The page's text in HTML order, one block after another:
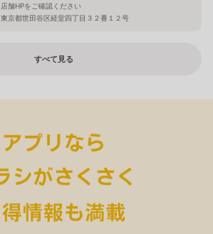
店舗HPをご確認ください
東京都世田谷区経堂四丁目３２番１２号
すべて見る